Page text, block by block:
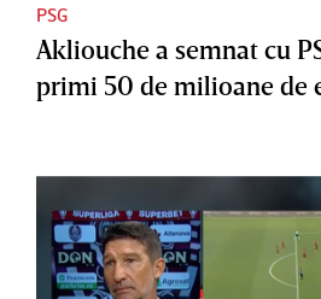
PSG
Akliouche a semnat cu
primi 50 de milioane de